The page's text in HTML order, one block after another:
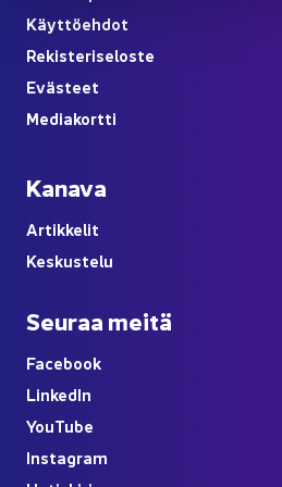
Käyt­tö­eh­dot
Re­kis­te­ri­se­los­te
Eväs­teet
Me­dia­kort­ti
Ka­na­va
Ar­tik­ke­lit
Kes­kus­te­lu
Seu­raa meitä
Face­book
Lin­ke­dIn
YouTube
Ins­ta­gram